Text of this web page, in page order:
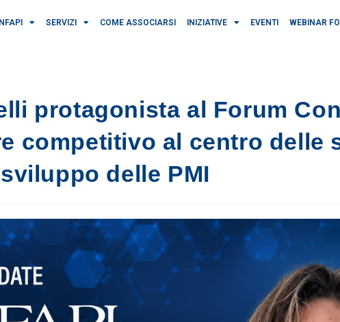
SERVIZI COME ASSOCIARSI INIZIATIVE EVENTI WEBINAR
protagonista al Forum
competitivo al centro delle
sviluppo delle PMI